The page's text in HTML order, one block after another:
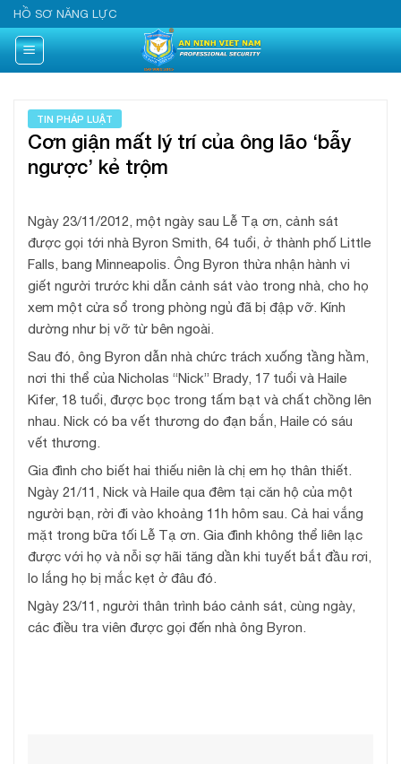
Skip
to
content
HỒ SƠ NĂNG LỰC
TIN PHÁP LUẬT
Cơn giận mất lý trí của ông lão ‘bẫy
ngược’ kẻ trộm
Ngày 23/11/2012, một ngày sau Lễ Tạ ơn, cảnh sát
được gọi tới nhà Byron Smith, 64 tuổi, ở thành phố Little
Falls, bang Minneapolis. Ông Byron thừa nhận hành vi
giết người trước khi dẫn cảnh sát vào trong nhà, cho họ
xem một cửa sổ trong phòng ngủ đã bị đập vỡ. Kính
dường như bị vỡ từ bên ngoài.
Sau đó, ông Byron dẫn nhà chức trách xuống tầng hầm,
nơi thi thể của Nicholas “Nick” Brady, 17 tuổi và Haile
Kifer, 18 tuổi, được bọc trong tấm bạt và chất chồng lên
nhau. Nick có ba vết thương do đạn bắn, Haile có sáu
vết thương.
Gia đình cho biết hai thiếu niên là chị em họ thân thiết.
Ngày 21/11, Nick và Haile qua đêm tại căn hộ của một
người bạn, rời đi vào khoảng 11h hôm sau. Cả hai vắng
mặt trong bữa tối Lễ Tạ ơn. Gia đình không thể liên lạc
được với họ và nỗi sợ hãi tăng dần khi tuyết bắt đầu rơi,
lo lắng họ bị mắc kẹt ở đâu đó.
Ngày 23/11, người thân trình báo cảnh sát, cùng ngày,
các điều tra viên được gọi đến nhà ông Byron.